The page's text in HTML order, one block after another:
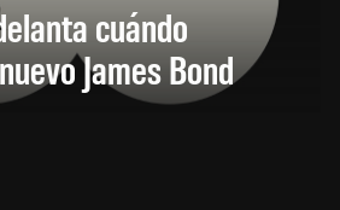
cuándo
James Bond